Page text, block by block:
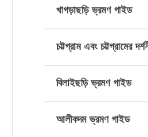
খাগড়াছড়ি ভ্রমণ গাইড
চট্টগ্রাম এবং চট্টগ্রামের
বিলাইছড়ি ভ্রমণ গাইড
আলীকদম ভ্রমণ গাইড